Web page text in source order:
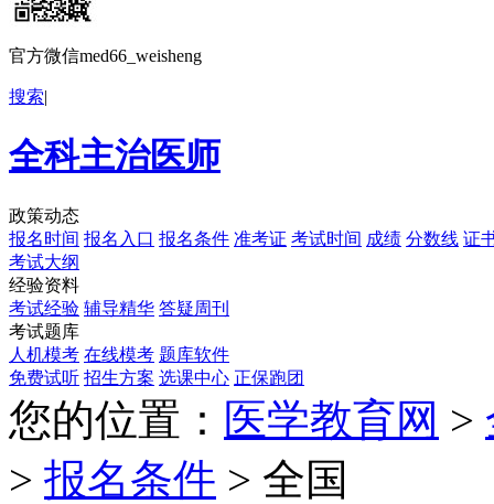
官方微信med66_weisheng
搜索|
全科主治医师
政策动态
报名时间 报名入口 报名条件 准考证 考试时间 成绩 分数线 证
考试大纲
经验资料
考试经验 辅导精华 答疑周刊
考试题库
人机模考 在线模考 题库软件
免费试听 招生方案 选课中心 正保跑团
您的位置： 医学教育网 >
> 报名条件 > 全国